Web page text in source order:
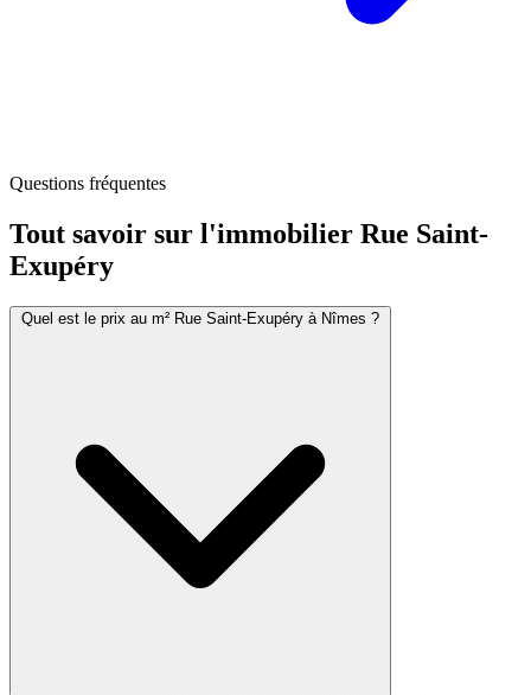
Questions fréquentes
Tout savoir sur l'immobilier Rue Saint-
Exupéry
Quel est le prix au m² Rue Saint-Exupéry à Nîmes ?